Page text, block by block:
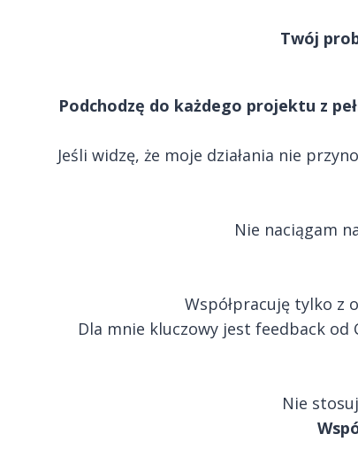
Twój
Podchodzę do każdego projektu z
Jeśli widzę, że moje działania nie
Nie naciągam
Współpracuję tylko z
Dla mnie kluczowy jest feedback
Nie